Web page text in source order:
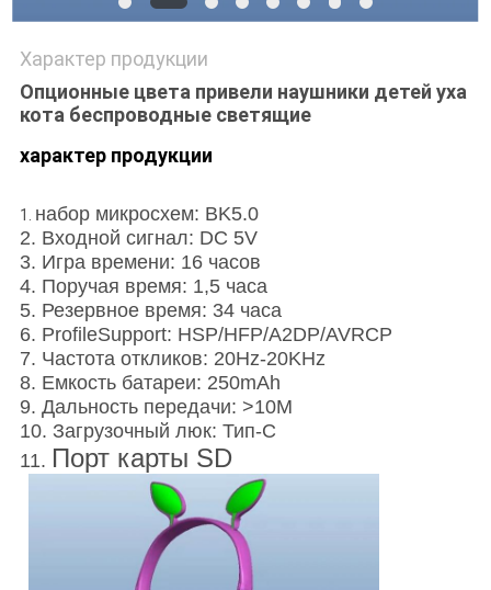
Характер продукции
Опционные цвета привели наушники детей уха
кота беспроводные светящие
характер продукции
1. набор микросхем: BK5.0
2. Входной сигнал: DC 5V
3. Игра времени: 16 часов
4. Поручая время: 1,5 часа
5. Резервное время: 34 часа
6. ProfileSupport: HSP/HFP/A2DP/AVRCP
7. Частота откликов: 20Hz-20KHz
8. Емкость батареи: 250mAh
9. Дальность передачи: >10M
10. Загрузочный люк: Тип-C
11. Порт карты SD